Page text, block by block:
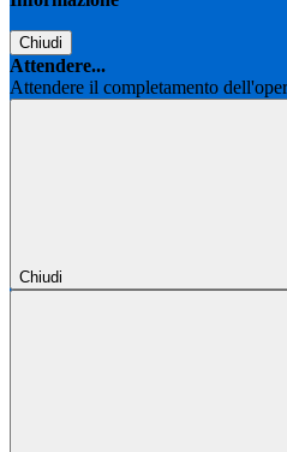
Chiudi
Attendere...
Attendere il completamento
Chiudi